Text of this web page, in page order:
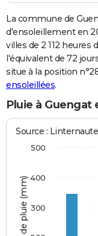
La commune de
d'ensoleillement en
villes de 2 112 heures
l'équivalent de 72
situe à la position
ensoleillées.
Pluie à Guengat
Source :
300
400
500